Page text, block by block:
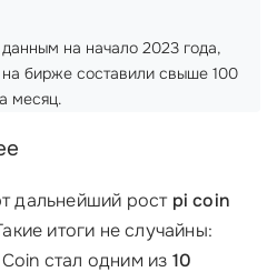
на начало 2023 года,
на бирже составили свыше 100
месяц.
дальнейший рост pi coin
итоги не случайны:
стал одним из 10